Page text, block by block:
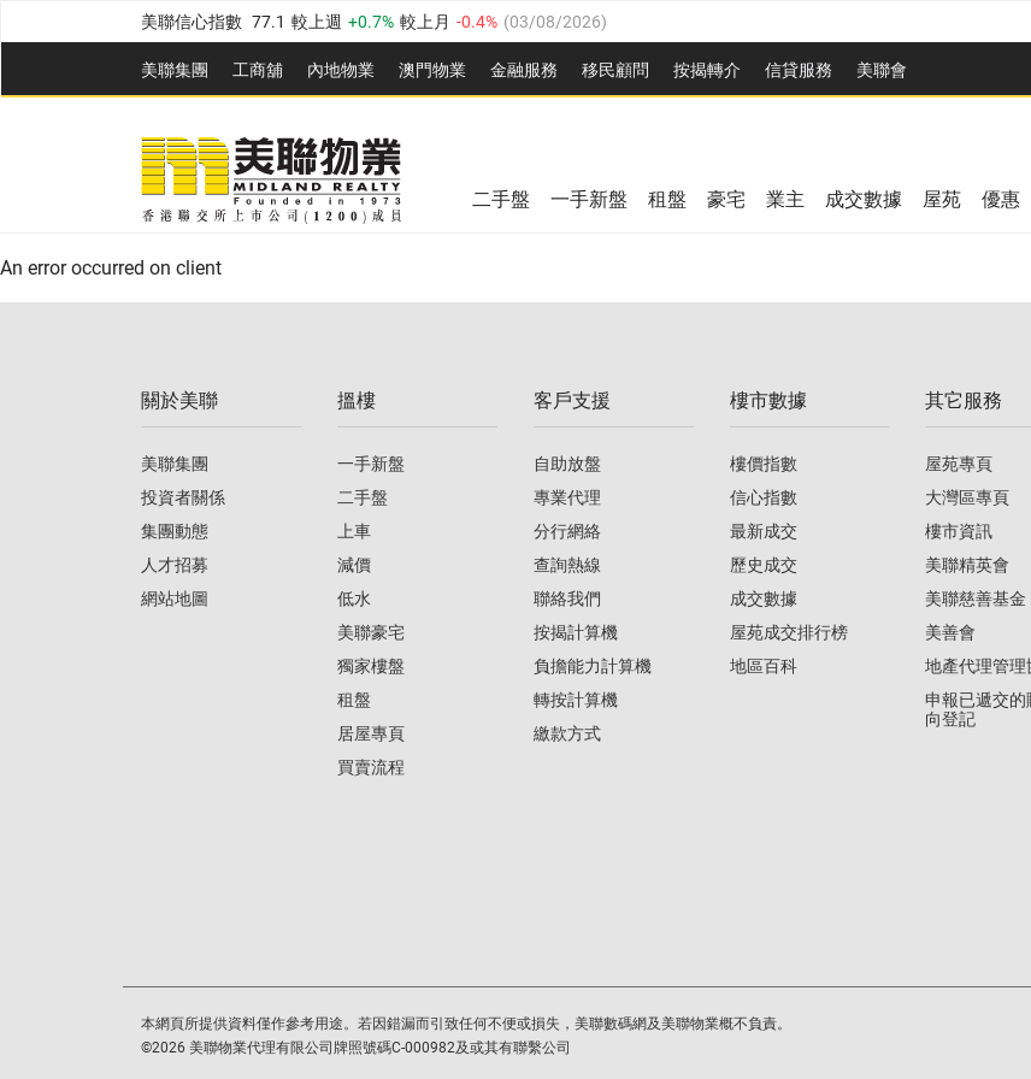
美聯信心指數 77.1 較上週 0.7% 較上月 -0.4% (03/08/2026)
全港樓價指數 149.1 較上週 0% 較上月 0.4% (03/08/2026)
港島樓價指數 157.4 較上週 -0.3% 較上月 -0.8% (03/08/2026)
九龍樓價指數 156.4 較上週 -0.1%
新界樓價指數 134.8 較上週 0.1% 0.9% 03/08/2026
美聯信心指數 77.1 較上週 0.7% 較上月
美聯集團 工商舖 內地物業 澳門物業 金融服務 移民顧問 按揭轉介 信貸服務 美聯會
全港樓價指數 149.1 較上週 0% 較上月
美聯信心指數 較上週 0.7% 03/08/2026)
二手盤 一手新盤 租盤 豪宅 業主 成交數據 屋苑 優惠
An error occurred on client
關於美聯
美聯集團
投資者關係
集團動態
人才招募
網站地圖
搵樓
一手新盤
二手盤
上車
減價
低水
美聯豪宅
獨家樓盤
租盤
居屋專頁
買賣流程
客戶支援
自助放盤
專業代理
分行網絡
查詢熱線
聯絡我們
按揭計算機
負擔能力計算機
轉按計算機
繳款方式
樓市數據
樓價指數
信心指數
最新成交
歷史成交
成交數據
屋苑成交排行榜
地區百科
其它服務
屋苑專頁
大灣區專頁
樓市資訊
美聯精英會
美聯慈善基金
美善會
地產代理管理
申報已遞交的
向登記
本網頁所提供資料僅作參考用途。若因錯漏而引致任何不便或損失，美聯數碼網及美聯物業概不負責。
©2026 美聯物業代理有限公司牌照號碼C-000982及或其有聯繫公司